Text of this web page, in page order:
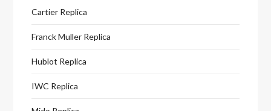
Cartier Replica
Franck Muller Replica
Hublot Replica
IWC Replica